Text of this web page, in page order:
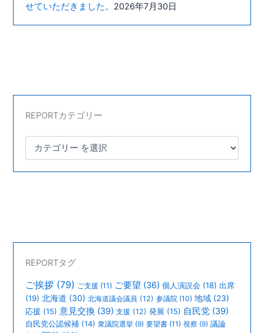
せていただきました。 2026年7月30日
REPORTカテゴリー
REPORTタグ
ご挨拶 (79) ご支援 (11) ご要望 (36) 個人演説会 (18) 出席
(19) 北海道 (30) 北海道議会議員 (12) 参議院 (10) 地域 (23)
応援 (15) 意見交換 (39) 支援 (12) 発展 (15) 自民党 (39)
自民党公認候補 (14) 衆議院選挙 (9) 要望書 (11) 視察 (9) 議論